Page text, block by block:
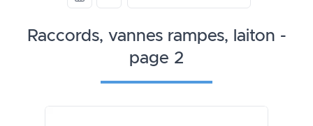
raccords, vannes rampes, laiton -
page 2